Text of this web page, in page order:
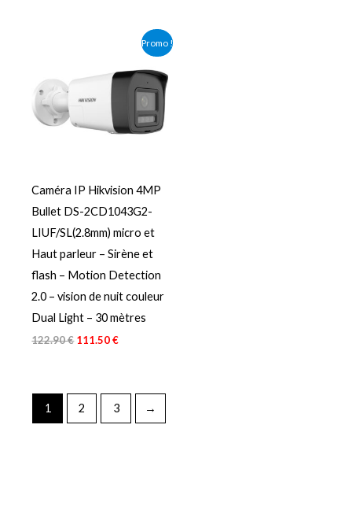
Promo !
Caméra IP Hikvision 4MP
Bullet DS-2CD1043G2-
LIUF/SL(2.8mm) micro et
Haut parleur – Sirène et
flash – Motion Detection
2.0 – vision de nuit couleur
Dual Light – 30 mètres
122.90€
était :
122.90 €.
111.50€
est :
111.50 €.
1 2 3 →